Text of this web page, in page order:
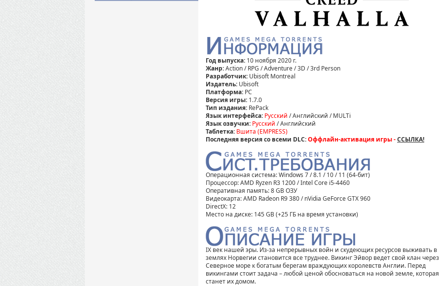
Год выпуска: 10 ноября 2020 г.
Жанр:Action / RPG / Adventure / 3D / 3rd Person
Разработчик: Ubisoft Montreal
Издатель: Ubisoft
Платформа: PC
Версия игры: 1.7.0
Тип издания: RePack
Язык интерфейса: Русский / Английский / MULTi
Язык озвучки: Русский / Английский
Таблетка: Вшита (EMPRESS)
Последняя версия со всеми DLC:Оффлайн-активация игры -ССЫЛКА!
Операционная система: Windows 7 / 8.1 / 10 / 11 (64-бит)
Процессор: AMD Ryzen R3 1200 / Intel Core i5-4460
Оперативная память: 8 GB ОЗУ
Видеокарта: AMD Radeon R9 380 / nVidia GeForce GTX 960
DirectX: 12
Место на диске: 145 GB (+25 ГБ на время установки)
IX век нашей эры. Из-за непрерывных войн и скудеющих ресурсов выживать в
землях Норвегии становится все труднее. Викинг Эйвор ведет свой клан через
Северное море к богатым берегам враждующих королевств Англии. Перед
викингами стоит задача – любой ценой обосноваться на новой земле, которая
станет их домом.